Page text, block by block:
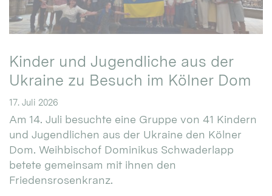
Kinder und Jugendliche aus der
Ukraine zu Besuch im Kölner Dom
17. Juli 2026
Am 14. Juli besuchte eine Gruppe von 41 Kindern
und Jugendlichen aus der Ukraine den Kölner
Dom. Weihbischof Dominikus Schwaderlapp
betete gemeinsam mit ihnen den
Friedensrosenkranz.